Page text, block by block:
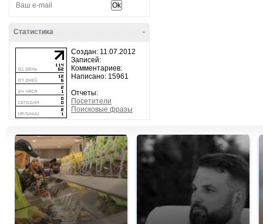
-
Статистика
Создан: 11.07.2012
Записей:
Комментариев:
Написано: 15961
Отчеты:
Посетители
Поисковые фразы